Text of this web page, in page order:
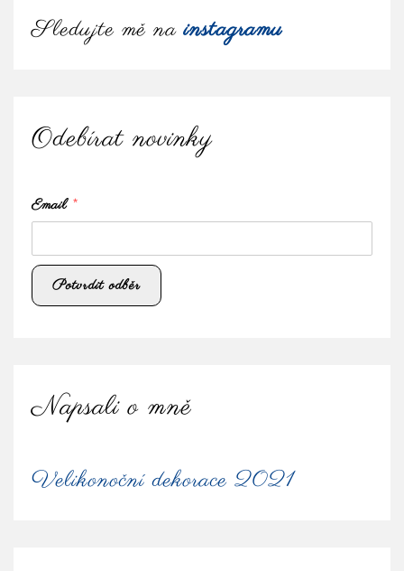
Sledujte mě nainstagramu
Odebírat novinky
Email *
Napsali o mně
Velikonoční dekorace 2021